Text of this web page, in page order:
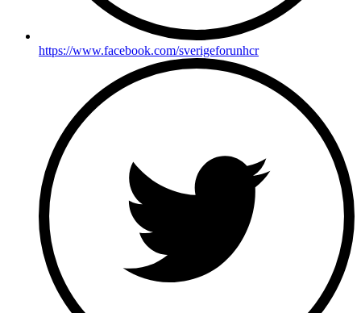
https://www.facebook.com/sverigeforunhcr